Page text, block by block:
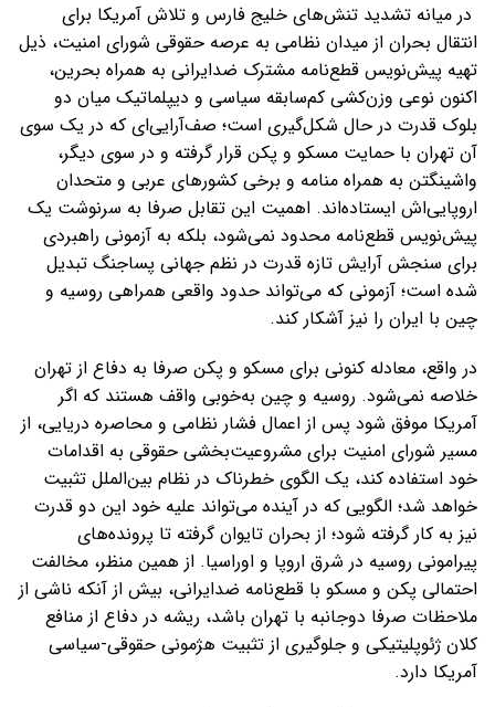
در میانه تشدید تنش‌های خلیج فارس و تلاش آمریکا برای
انتقال بحران از میدان نظامی به عرصه حقوقی شورای امنیت، ذیل
تهیه پیش‌نویس قطع‌نامه مشترک ضدایرانی به همراه بحرین،
اکنون نوعی وزن‌کشی کم‌سابقه سیاسی و دیپلماتیک میان دو
بلوک قدرت در حال شکل‌گیری است؛ صف‌آرایی‌ای که در یک سوی
آن تهران با حمایت مسکو و پکن قرار گرفته و در سوی دیگر،
واشینگتن به همراه منامه و برخی کشورهای عربی و متحدان
اروپایی‌اش ایستاده‌اند. اهمیت این تقابل صرفا به سرنوشت یک
پیش‌نویس قطع‌نامه محدود نمی‌شود، بلکه به آزمونی راهبردی
برای سنجش آرایش تازه قدرت در نظم جهانی پساجنگ تبدیل
شده است؛ آزمونی که می‌تواند حدود واقعی همراهی روسیه و
چین با ایران را نیز آشکار کند.
در واقع، معادله کنونی برای مسکو و پکن صرفا به دفاع از تهران
خلاصه نمی‌شود. روسیه و چین به‌خوبی واقف هستند که اگر
آمریکا موفق شود پس از اعمال فشار نظامی و محاصره دریایی، از
مسیر شورای امنیت برای مشروعیت‌بخشی حقوقی به اقدامات
خود استفاده کند، یک الگوی خطرناک در نظام بین‌الملل تثبیت
خواهد شد؛ الگویی که در آینده می‌تواند علیه خود این دو قدرت
نیز به کار گرفته شود؛ از بحران تایوان گرفته تا پرونده‌های
پیرامونی روسیه در شرق اروپا و اوراسیا. از همین منظر، مخالفت
احتمالی پکن و مسکو با قطع‌نامه ضدایرانی، بیش از آنکه ناشی از
ملاحظات صرفا دوجانبه با تهران باشد، ریشه در دفاع از منافع
کلان ژئوپلیتیکی و جلوگیری از تثبیت هژمونی حقوقی-سیاسی
آمریکا دارد.